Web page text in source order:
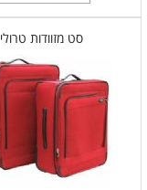
סט מזוודות טרולי